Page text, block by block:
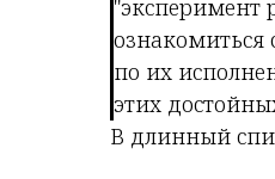
"эксперимент
ознакомиться
по их
этих
В длинный